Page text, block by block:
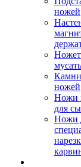
ножей
Камни
ножей
Ножи
для
Ножи